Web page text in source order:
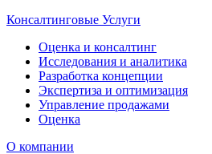
Консалтинговые Услуги
Оценка и консалтинг
Исследования и аналитика
Разработка концепции
Экспертиза и оптимизация
Управление продажами
Оценка
О компании